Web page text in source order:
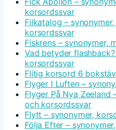
korsordssvar
Filkatalog –
korsordssvar
Fiskrens – synonymer,
Vad betyder
korsordssvar
Flitig korsord 6
Flyger I Luften –
Flyger På Nya Zeeland
och korsordssvar
Flytt – synonymer,
Följa Efter –